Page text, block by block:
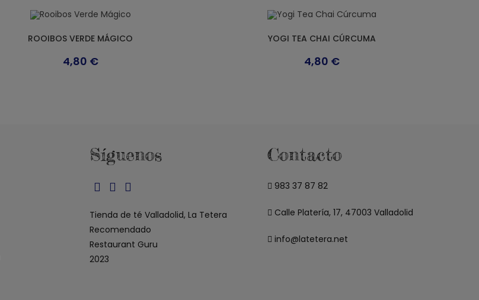
ROOIBOS VERDE MÁGICO
4,80 €
YOGI TEA CHAI CÚRCUMA
4,80 €
Síguenos
abre
en
una
nueva
abre
en
una
nueva
abre
en
una
Tienda de té Valladolid, La Tetera
Recomendado
Restaurant Guru
2023
Contacto
983 37 87 82
Calle Platería, 17, 47003 Valladolid
info@latetera.net